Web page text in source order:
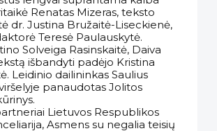
Renatas Mizeras, teksto
dr. Justina Bružaitė-Liseckienė,
Teresė Paulauskytė.
Solveiga Rasinskaitė, Daiva
išbandyti padėjo Kristina
Leidinio dailininkas Saulius
panaudotas Jolitos
Lietuvos Respublikos
Asmens su negalia teisių